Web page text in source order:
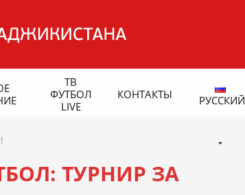
ТВ
ФУТБОЛ
LIVE
КОНТАКТЫ РУССКИЙ
ТУРНИР ЗА